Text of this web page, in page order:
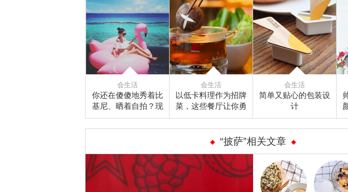
会生活
你还在傻傻地秀着比
基尼、晒着自拍？现
在网红们去海边都已
经这么玩啦！
会生活
以低卡料理作为招牌
菜，这些餐厅让你勇
敢约饭！越吃越美丽
~
会生活
简单又贴心的包装设
计
“披萨”相关文章